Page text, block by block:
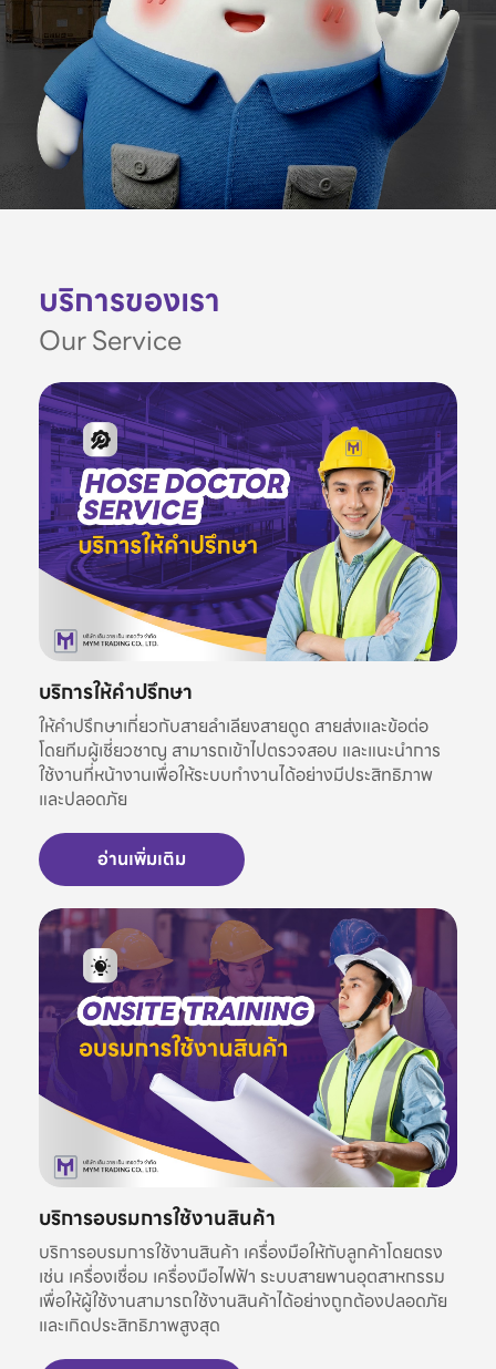
บริการของเรา
Our Service
บริการให้คำปรึกษา
ให้คำปรึกษาเกี่ยวกับสายลำเลียงสายดูด สายส่งและข้อต่อ
โดยทีมผู้เชี่ยวชาญ สามารถเข้าไปตรวจสอบ และแนะนำการ
ใช้งานที่หน้างานเพื่อให้ระบบทำงานได้อย่างมีประสิทธิภาพ
และปลอดภัย
อ่านเพิ่มเติม
บริการอบรมการใช้งานสินค้า
บริการอบรมการใช้งานสินค้า เครื่องมือให้กับลูกค้าโดยตรง
เช่น เครื่องเชื่อม เครื่องมือไฟฟ้า ระบบสายพานอุตสาหกรรม
เพื่อให้ผู้ใช้งานสามารถใช้งานสินค้าได้อย่างถูกต้องปลอดภัย
และเกิดประสิทธิภาพสูงสุด